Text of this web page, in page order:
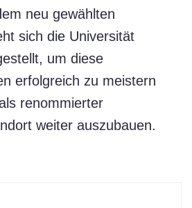
neu gewählten
sich die Universität
um diese
erfolgreich zu meistern
renommierter
weiter auszubauen.